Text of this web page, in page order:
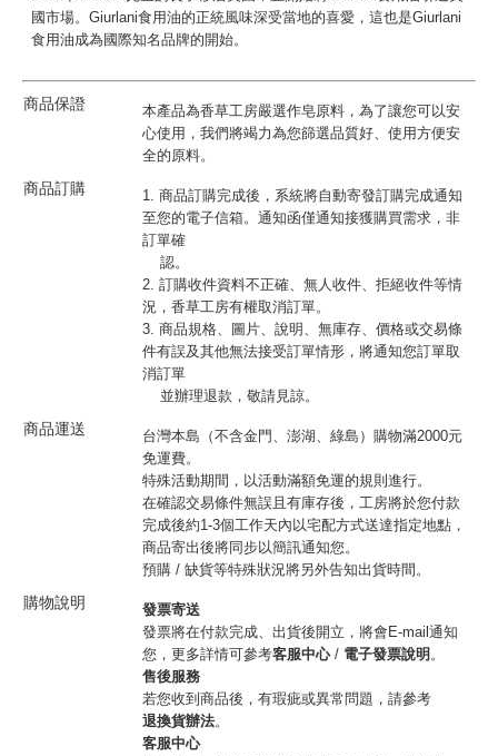
國市場。Giurlani食用油的正統風味深受當地的喜愛，這也是Giurlani
食用油成為國際知名品牌的開始。
商品保證
本產品為香草工房嚴選作皂原料，為了讓您可以安
心使用，我們將竭力為您篩選品質好、使用方便安
全的原料。
商品訂購
1. 商品訂購完成後，系統將自動寄發訂購完成通知
至您的電子信箱。通知函僅通知接獲購買需求，非
訂單確
認。
2. 訂購收件資料不正確、無人收件、拒絕收件等情
況，香草工房有權取消訂單。
3. 商品規格、圖片、說明、無庫存、價格或交易條
件有誤及其他無法接受訂單情形，將通知您訂單取
消訂單
並辦理退款，敬請見諒。
商品運送
台灣本島（不含金門、澎湖、綠島）購物滿2000元
免運費。
特殊活動期間，以活動滿額免運的規則進行。
在確認交易條件無誤且有庫存後，工房將於您付款
完成後約1-3個工作天內以宅配方式送達指定地點，
商品寄出後將同步以簡訊通知您。
預購 / 缺貨等特殊狀況將另外告知出貨時間。
購物說明
發票寄送
發票將在付款完成、出貨後開立，將會E-mail通知
您，更多詳情可參考客服中心/ 電子發票說明 。
售後服務
若您收到商品後，有瑕疵或異常問題，請參考
退換貨辦法。
客服中心